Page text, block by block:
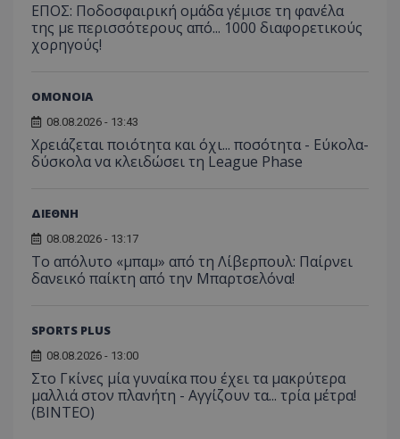
ΕΠΟΣ: Ποδοσφαιρική ομάδα γέμισε τη φανέλα
της με περισσότερους από... 1000 διαφορετικούς
χορηγούς!
ΟΜΟΝΟΙΑ
08.08.2026 - 13:43
Χρειάζεται ποιότητα και όχι... ποσότητα - Εύκολα-
δύσκολα να κλειδώσει τη League Phase
ΔΙΕΘΝΗ
08.08.2026 - 13:17
Το απόλυτο «μπαμ» από τη Λίβερπουλ: Παίρνει
δανεικό παίκτη από την Μπαρτσελόνα!
SPORTS PLUS
08.08.2026 - 13:00
Στο Γκίνες μία γυναίκα που έχει τα μακρύτερα
μαλλιά στον πλανήτη - Αγγίζουν τα... τρία μέτρα!
(ΒΙΝΤΕΟ)